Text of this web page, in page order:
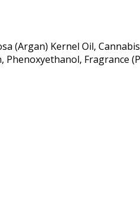
(Argan) Kernel Oil,
Fragrance